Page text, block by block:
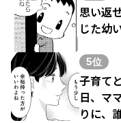
思い返
じた幼
5位
子育て
日、マ
りに、